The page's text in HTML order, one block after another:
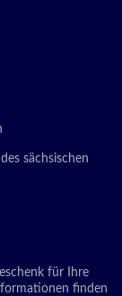
sächsischen
für Ihre
finden